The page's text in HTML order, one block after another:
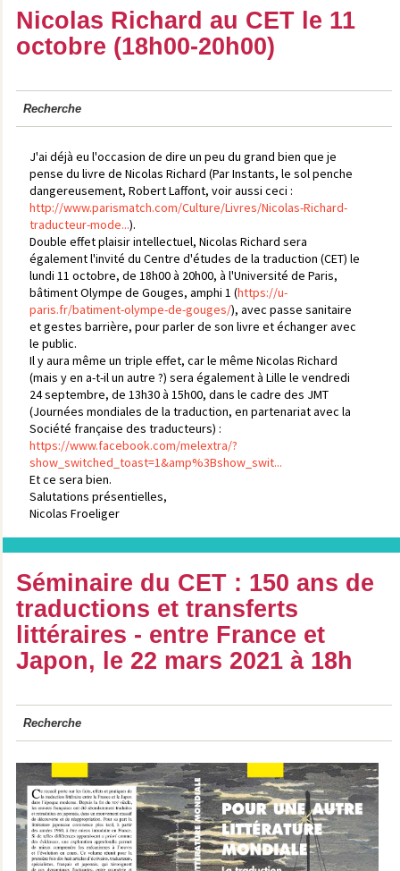
Nicolas Richard au CET le 11
octobre (18h00-20h00)
Recherche
J'ai déjà eu l'occasion de dire un peu du grand bien que je
pense du livre de Nicolas Richard (Par Instants, le sol penche
dangereusement, Robert Laffont, voir aussi ceci :
http://www.parismatch.com/Culture/Livres/Nicolas-Richard-
traducteur-mode...).
Double effet plaisir intellectuel, Nicolas Richard sera
également l'invité du Centre d'études de la traduction (CET) le
lundi 11 octobre, de 18h00 à 20h00, à l'Université de Paris,
bâtiment Olympe de Gouges, amphi 1 (https://u-
paris.fr/batiment-olympe-de-gouges/), avec passe sanitaire
et gestes barrière, pour parler de son livre et échanger avec
le public.
Il y aura même un triple effet, car le même Nicolas Richard
(mais y en a-t-il un autre ?) sera également à Lille le vendredi
24 septembre, de 13h30 à 15h00, dans le cadre des JMT
(Journées mondiales de la traduction, en partenariat avec la
Société française des traducteurs) :
https://www.facebook.com/melextra/?
show_switched_toast=1&amp%3Bshow_swit...
Et ce sera bien.
Salutations présentielles,
Nicolas Froeliger
Séminaire du CET : 150 ans de
traductions et transferts
littéraires - entre France et
Japon, le 22 mars 2021 à 18h
Recherche